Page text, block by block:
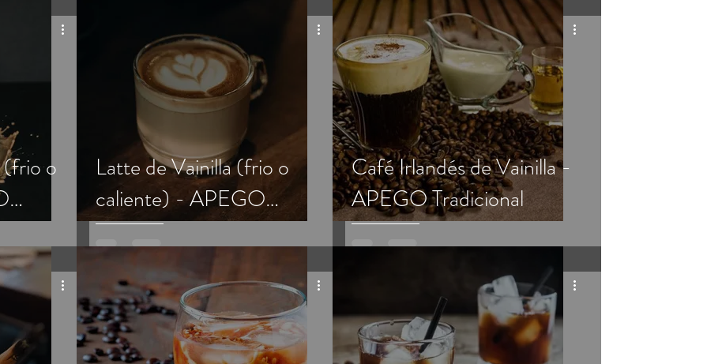
o
Latte de Vainilla (frio o
caliente) - APEGO
Tradicional
Café Irlandés de Vainilla -
APEGO Tradicional